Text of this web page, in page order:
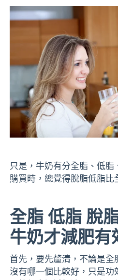
只是，牛奶有分全脂、低
購買時，總覺得脫脂低脂比
全脂 低脂 脫
牛奶才減肥有
首先，要先釐清，不論是全
沒有哪一個比較好，只是